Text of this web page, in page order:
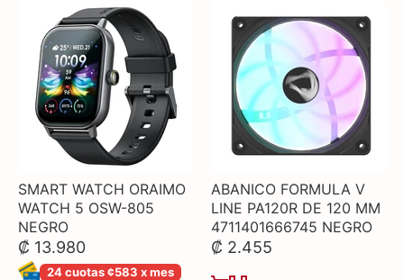
SMART WATCH ORAIMO
WATCH 5 OSW-805
NEGRO
₡ 13.980
24 cuotas ¢583 x mes
ABANICO FORMULA V
LINE PA120R DE 120 MM
4711401666745 NEGRO
₡ 2.455